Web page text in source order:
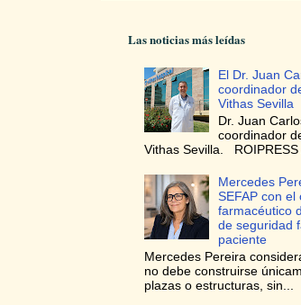
Las noticias más leídas
El Dr. Juan
coordinador
Vithas Sevilla
Dr. Juan
coordinador
Vithas Sevilla. ROIPRESS
Mercedes
SEFAP con
farmacéutico
de seguridad
paciente
Mercedes Pereira
no debe construirse
plazas o estructuras, sin...